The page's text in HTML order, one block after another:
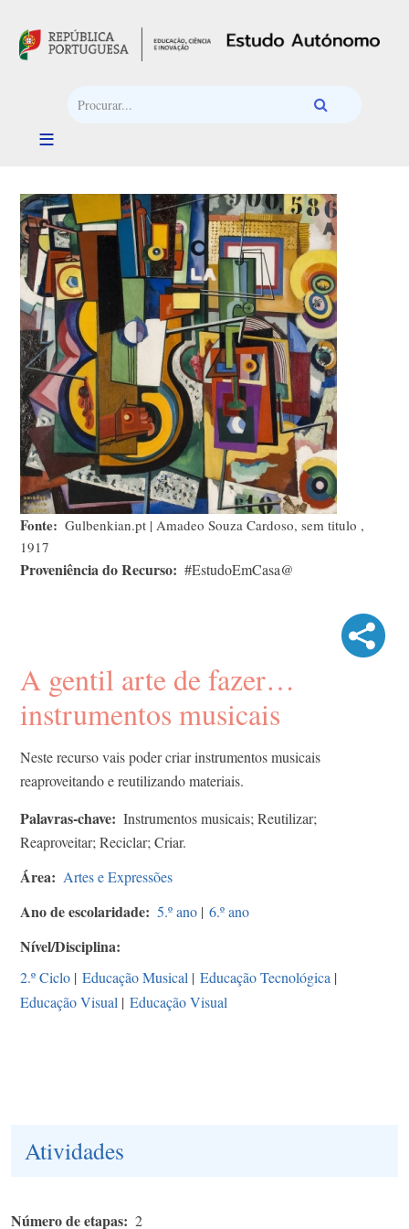
Fonte
Gulbenkian.pt | Amadeo Souza Cardoso, sem titulo ,
1917
Proveniência do Recurso #EstudoEmCasa@
A gentil arte de fazer…
instrumentos musicais
Neste recurso vais poder criar instrumentos musicais
reaproveitando e reutilizando materiais.
Palavras-chave
Instrumentos musicais; Reutilizar;
Reaproveitar; Reciclar; Criar.
Área Artes e Expressões
Ano de escolaridade 5.º ano | 6.º ano
Nível/Disciplina
2.º Ciclo | Educação Musical | Educação Tecnológica |
Educação Visual | Educação Visual
Atividades
Número de etapas 2